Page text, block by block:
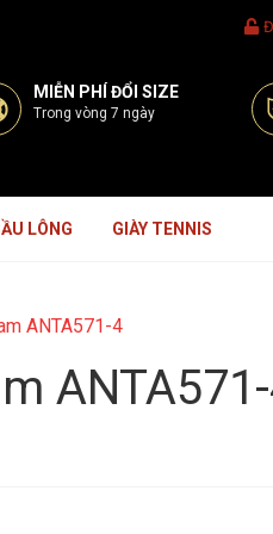
MIỄN PHÍ ĐỔI SIZE
Trong vòng 7 ngày
LÔNG GIÀY TENNIS
ANTA571-4